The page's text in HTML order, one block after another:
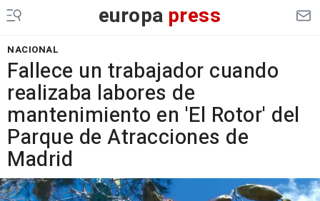
europa press
NACIONAL
Fallece un trabajador cuando
realizaba labores de
mantenimiento en 'El Rotor' del
Parque de Atracciones de
Madrid